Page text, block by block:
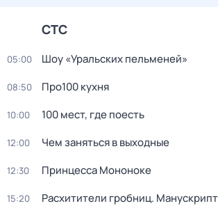
СТС
05:00 Шоу «Уральских пельменей»
08:50 Про100 кухня
10:00 100 мест, где поесть
12:00 Чем заняться в выходные
12:30 Принцесса Мононоке
15:20 Расхитители гробниц.